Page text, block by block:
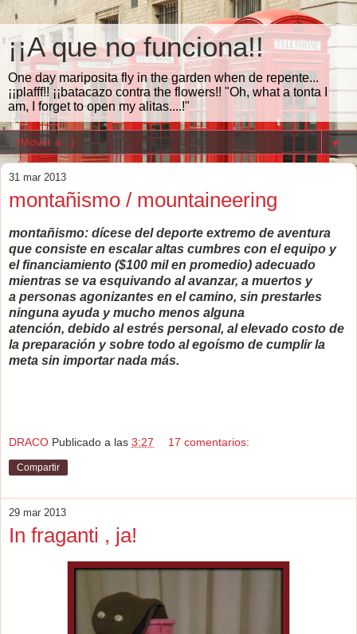
¡¡A que no funciona!!
One day mariposita fly in the garden when de repente...
¡¡plafff!! ¡¡batacazo contra the flowers!! "Oh, what a tonta I
am, I forget to open my alitas....!"
▼
31 mar 2013
montañismo / mountaineering
montañismo: dícese del deporte extremo de aventura
que consiste en escalar altas cumbres con el equipo y
el financiamiento ($100 mil en promedio) adecuado
mientras se va esquivando al avanzar, a muertos y
a personas agonizantes en el camino, sin prestarles
ninguna ayuda y mucho menos alguna
atención, debido al estrés personal, al elevado costo de
la preparación y sobre todo al egoísmo de cumplir la
meta sin importar nada más.
DRACO Publicado a las 3:27 17 comentarios:
Compartir
29 mar 2013
In fraganti , ja!